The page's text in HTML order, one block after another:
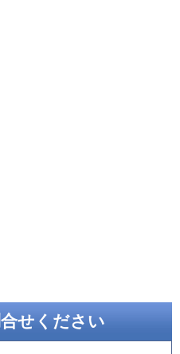
せください